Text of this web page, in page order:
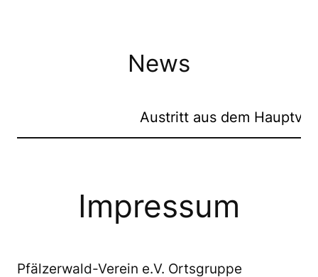
News
Austritt aus dem
Impressum
Pfälzerwald-Verein e.V. Ortsgruppe